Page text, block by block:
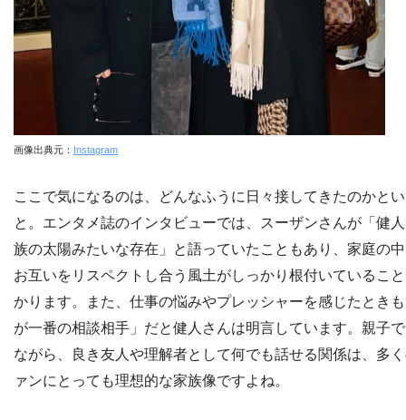
画像出典元： Instagram
ここで気になるのは、どんなふうに日々接してきたのかと
と。エンタメ誌のインタビューでは、スーザンさんが「健
族の太陽みたいな存在」と語っていたこともあり、家庭の
お互いをリスペクトし合う風土がしっかり根付いているこ
かります。また、仕事の悩みやプレッシャーを感じたとき
が一番の相談相手」だと健人さんは明言しています。親子
ながら、良き友人や理解者として何でも話せる関係は、多
ァンにとっても理想的な家族像ですよね。